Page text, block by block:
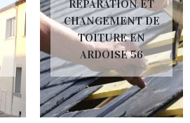
RÉPARATION ET
CHANGEMENT DE
TOITURE EN
ARDOISE 56